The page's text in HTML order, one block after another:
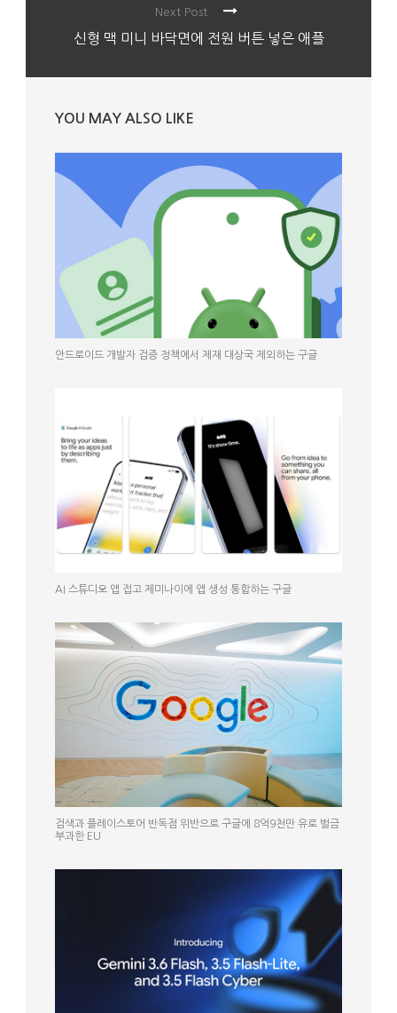
Next Post
신형 맥 미니 바닥면에 전원 버튼 넣은 애플
YOU MAY ALSO LIKE
안드로이드 개발자 검증 정책에서 제재 대상국 제외하는 구글
AI 스튜디오 앱 접고 제미나이에 앱 생성 통합하는 구글
검색과 플레이스토어 반독점 위반으로 구글에 8억9천만 유로 벌금
부과한 EU